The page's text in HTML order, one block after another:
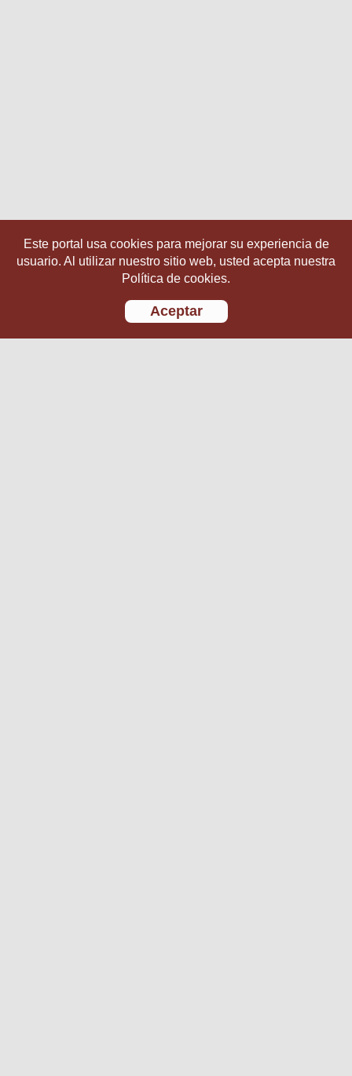
Este portal usa cookies para mejorar su experiencia de
usuario. Al utilizar nuestro sitio web, usted acepta nuestra
Política de cookies.
Aceptar